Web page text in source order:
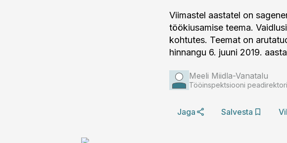
Viimastel aastatel on
töökiusamise teema.
kohtutes. Teemat on
hinnangu 6. juuni 2019.
Meeli Miidla-Vanatalu
Tööinspektsiooni
Jaga Salvesta